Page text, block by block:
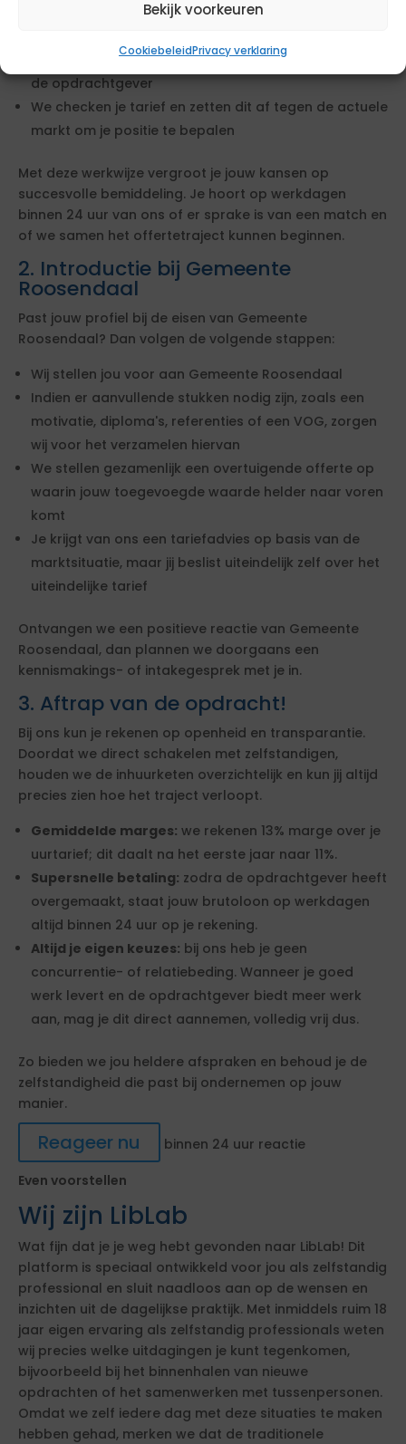
Bekijk voorkeuren
CookiebeleidPrivacy verklaring
We bekijken of jouw ervaring en cv aansluiten bij de
We leggen jouw profiel langs de lat van de eisen van
de opdrachtgever
We checken je tarief en zetten dit af tegen de actuele
markt om je positie te bepalen
Met deze werkwijze vergroot je jouw kansen op
succesvolle bemiddeling. Je hoort op werkdagen
binnen 24 uur van ons of er sprake is van een match en
of we samen het offertetraject kunnen beginnen.
2. Introductie bij Gemeente
Roosendaal
Past jouw profiel bij de eisen van Gemeente
Roosendaal? Dan volgen de volgende stappen:
Wij stellen jou voor aan Gemeente Roosendaal
Indien er aanvullende stukken nodig zijn, zoals een
motivatie, diploma's, referenties of een VOG, zorgen
wij voor het verzamelen hiervan
We stellen gezamenlijk een overtuigende offerte op
waarin jouw toegevoegde waarde helder naar voren
komt
Je krijgt van ons een tariefadvies op basis van de
marktsituatie, maar jij beslist uiteindelijk zelf over het
uiteindelijke tarief
Ontvangen we een positieve reactie van Gemeente
Roosendaal, dan plannen we doorgaans een
kennismakings- of intakegesprek met je in.
3. Aftrap van de opdracht!
Bij ons kun je rekenen op openheid en transparantie.
Doordat we direct schakelen met zelfstandigen,
houden we de inhuurketen overzichtelijk en kun jij altijd
precies zien hoe het traject verloopt.
Gemiddelde marges: we rekenen 13% marge over je
uurtarief; dit daalt na het eerste jaar naar 11%.
Supersnelle betaling: zodra de opdrachtgever heeft
overgemaakt, staat jouw brutoloon op werkdagen
altijd binnen 24 uur op je rekening.
Altijd je eigen keuzes: bij ons heb je geen
concurrentie- of relatiebeding. Wanneer je goed
werk levert en de opdrachtgever biedt meer werk
aan, mag je dit direct aannemen, volledig vrij dus.
Zo bieden we jou heldere afspraken en behoud je de
zelfstandigheid die past bij ondernemen op jouw
manier.
Reageer nu
binnen 24 uur reactie
Even voorstellen
Wij zijn LibLab
Wat fijn dat je je weg hebt gevonden naar LibLab! Dit
platform is speciaal ontwikkeld voor jou als zelfstandig
professional en sluit naadloos aan op de wensen en
inzichten uit de dagelijkse praktijk. Met inmiddels ruim 18
jaar eigen ervaring als zelfstandig professionals weten
wij precies welke uitdagingen je kunt tegenkomen,
bijvoorbeeld bij het binnenhalen van nieuwe
opdrachten of het samenwerken met tussenpersonen.
Omdat we zelf iedere dag met deze situaties te maken
hebben gehad, merken we dat de traditionele